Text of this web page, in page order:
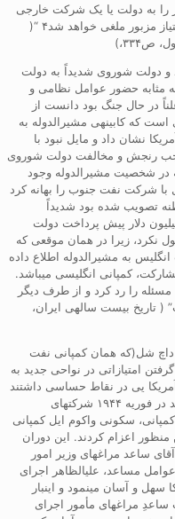
را به دولت یا یک شرکت خارجی
واگذار نماید و در صورت تخلف از این ماده امتیاز مزبور ملغی خواهد شد۴ “(
و دولت شوروی شدیداً به دولت
مثابه حضور عوامل نظامی و
در حال جنگ بود دانست از
که کابینهی مشیرالدوله به
نشان داد و مایل نبود با
رنجش و مخالفت دولت شوروی
در شخصیت مشیرالدوله وجود
با شرکت نفت جنوب را بهانه کرد
تصویب شده بود شدیداً
دلار پیش پرداخت دولت
نکرد، زیرا در همان موقعی که
به مشیرالدوله اطلاع داده
کمپانی انگلیسی میباشد.
را رد کرد و از طرف دیگر
( تاریخ بیست سالهی ایران،
نفتی داچ شل(که همان کمپانی نفت
امتیازاتی در نواحی جدید به
یی در نقاط حساسی داشتند
موضوع نمیتوانست مخفی بماند، لذا چندی بعد در فوریه ۱۹۴۴ شرکتهای
سکونی واکوم ایل کمپانی
اعزام کردند. این دوران
ساعد مراغهای وزیر امور
مساعد، علیالظاهر اجرای
سهل و آسان مینمود و اینبار
ساعدِ مراغهای مأمور اجرای